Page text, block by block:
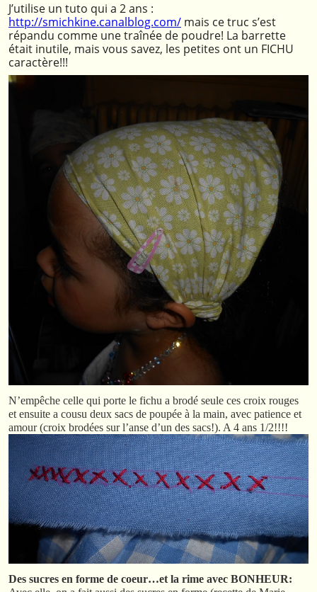
J’utilise un tuto qui a 2 ans :
http://smichkine.canalblog.com/ mais ce truc s’est
répandu comme une traînée de poudre! La barrette
était inutile, mais vous savez, les petites ont un FICHU
caractère!!!
N’empêche celle qui porte le fichu a brodé seule ces croix rouges
et ensuite a cousu deux sacs de poupée à la main, avec patience et
amour (croix brodées sur l’anse d’un des sacs!). A 4 ans 1/2!!!!
Des sucres en forme de coeur…et la rime avec BONHEUR: